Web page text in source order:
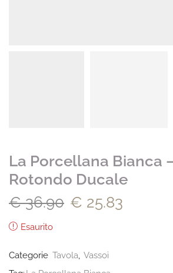
La Porcellana Bianca
Rotondo Ducale
€36.90 € 25.83
Esaurito
Categorie Tavola Vassoi